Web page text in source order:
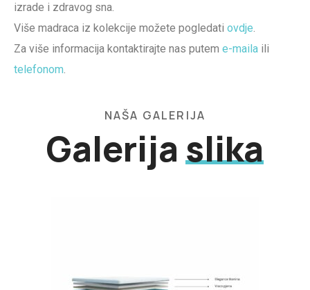
izrade i zdravog sna.
Više madraca iz kolekcije možete pogledati ovdje.
Za više informacija kontaktirajte nas putem e-maila ili
telefonom.
NAŠA GALERIJA
Galerijaslika